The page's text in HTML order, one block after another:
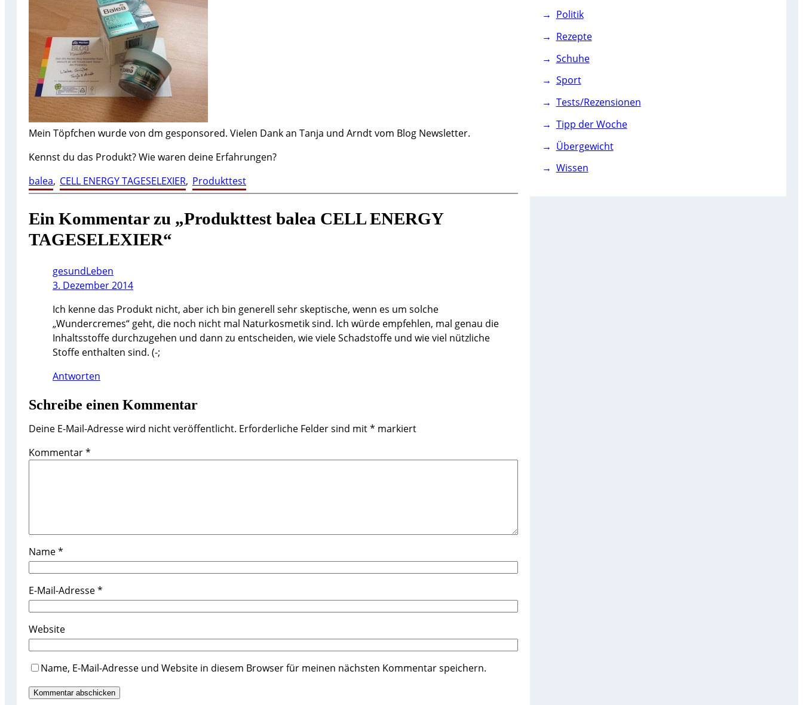
Mein Töpfchen wurde von dm gesponsored. Vielen Dank an Tanja und Arndt vom Blog Newsletter.
Kennst du das Produkt? Wie waren deine Erfahrungen?
balea, CELL ENERGY TAGESELEXIER, Produkttest
Ein Kommentar zu „Produkttest balea CELL ENERGY
TAGESELEXIER“
gesundLeben
3. Dezember 2014
Ich kenne das Produkt nicht, aber ich bin generell sehr skeptische, wenn es um solche
„Wundercremes“ geht, die noch nicht mal Naturkosmetik sind. Ich würde empfehlen, mal genau die
Inhaltsstoffe durchzugehen und dann zu entscheiden, wie viele Schadstoffe und wie viel nützliche
Stoffe enthalten sind. (-;
Antworten
Schreibe einen Kommentar
Deine E-Mail-Adresse wird nicht veröffentlicht. Erforderliche Felder sind mit* markiert
Kommentar*
Name*
E-Mail-Adresse*
Website
Name, E-Mail-Adresse und Website in diesem Browser für meinen nächsten Kommentar speichern.
Politik
Rezepte
Schuhe
Sport
Tests/Rezensionen
Tipp der Woche
Übergewicht
Wissen